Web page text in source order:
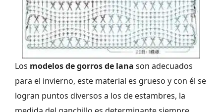
Los modelos de gorros de lana son adecuados
para el invierno, este material es grueso y con él se
logran puntos diversos a los de estambres, la